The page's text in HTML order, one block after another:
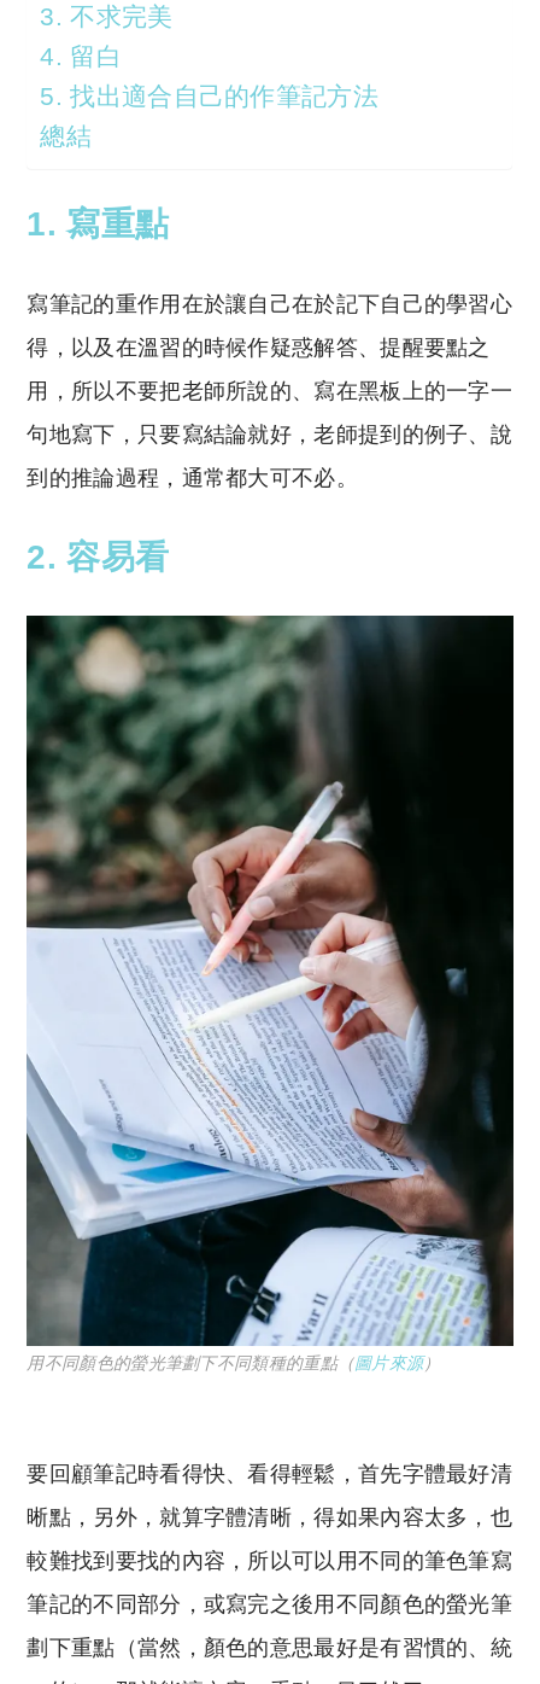
3. 不求完美
4. 留白
5. 找出適合自己的作筆記方法
總結
1. 寫重點
寫筆記的重作用在於讓自己在於記下自己的學習心
得，以及在溫習的時候作疑惑解答、提醒要點之
用，所以不要把老師所說的、寫在黑板上的一字一
句地寫下，只要寫結論就好，老師提到的例子、說
到的推論過程，通常都大可不必。
2. 容易看
用不同顏色的螢光筆劃下不同類種的重點（圖片來源）
要回顧筆記時看得快、看得輕鬆，首先字體最好清
晰點，另外，就算字體清晰，得如果內容太多，也
較難找到要找的內容，所以可以用不同的筆色筆寫
筆記的不同部分，或寫完之後用不同顏色的螢光筆
劃下重點（當然，顏色的意思最好是有習慣的、統